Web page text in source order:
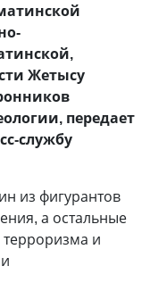
Жетысу
передает
службу
из фигурантов
а остальные
и